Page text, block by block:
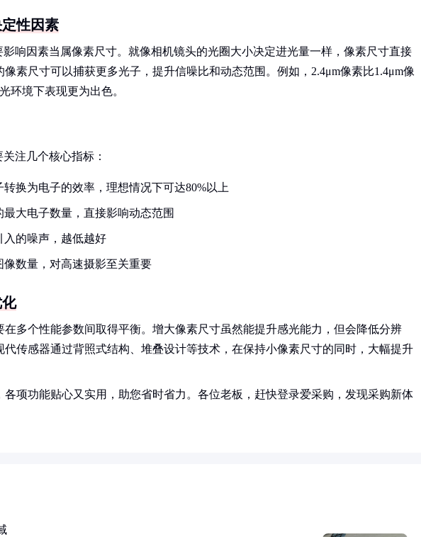
性因素
响因素当属像素尺寸。就像相机镜头的光圈大小决定进光量一样，像素尺寸直接
素尺寸可以捕获更多光子，提升信噪比和动态范围。例如，2.4μm像素比1.4μm像
环境下表现更为出色。
注几个核心指标：
转换为电子的效率，理想情况下可达80%以上
最大电子数量，直接影响动态范围
入的噪声，越低越好
像数量，对高速摄影至关重要
多个性能参数间取得平衡。增大像素尺寸虽然能提升感光能力，但会降低分辨
传感器通过背照式结构、堆叠设计等技术，在保持小像素尺寸的同时，大幅提升
项功能贴心又实用，助您省时省力。各位老板，赶快登录爱采购，发现采购新体